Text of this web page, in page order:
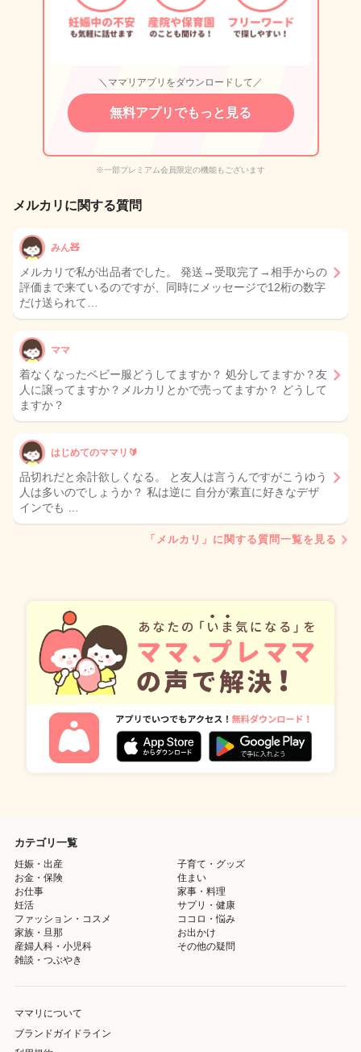
＼ママリアプリをダウンロードして／
無料アプリでもっと見る
※一部プレミアム会員限定の機能もございます
メルカリに関する質問
みん🧸
メルカリで私が出品者でした。 発送→受取完了→相手からの
評価まで来ているのですが、同時にメッセージで12桁の数字
だけ送られて…
ママ
着なくなったベビー服どうしてますか？ 処分してますか？友
人に譲ってますか？メルカリとかで売ってますか？ どうして
ますか？
はじめてのママリ🔰
品切れだと余計欲しくなる。 と友人は言うんですがこうゆう
人は多いのでしょうか？ 私は逆に 自分が素直に好きなデザ
インでも …
「メルカリ」に関する質問一覧を見る
カテゴリ一覧
妊娠・出産
子育て・グッズ
お金・保険
住まい
お仕事
家事・料理
妊活
サプリ・健康
ファッション・コスメ
ココロ・悩み
家族・旦那
お出かけ
産婦人科・小児科
その他の疑問
雑談・つぶやき
ママリについて
ブランドガイドライン